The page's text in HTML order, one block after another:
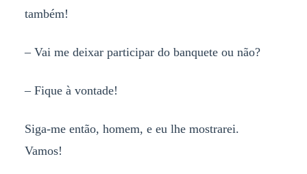
também!
– Vai me deixar participar do banquete ou não?
– Fique à vontade!
Siga-me então, homem, e eu lhe mostrarei.
Vamos!